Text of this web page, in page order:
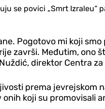
se povici „Smrt Izraleu“
Pogotovo mi koji
završi. Međutim,
direktor Centra
prema jevrejskom
koji su promovisali